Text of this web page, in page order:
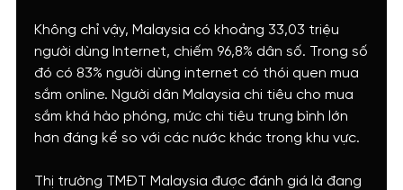
Không chỉ vậy, Malaysia có khoảng 33,03 triệu
người dùng Internet, chiếm 96,8% dân số. Trong số
đó có 83% người dùng internet có thói quen mua
sắm online. Người dân Malaysia chi tiêu cho mua
sắm khá hào phóng, mức chi tiêu trung bình lớn
hơn đáng kể so với các nước khác trong khu vực.
Thị trường TMĐT Malaysia được đánh giá là đang